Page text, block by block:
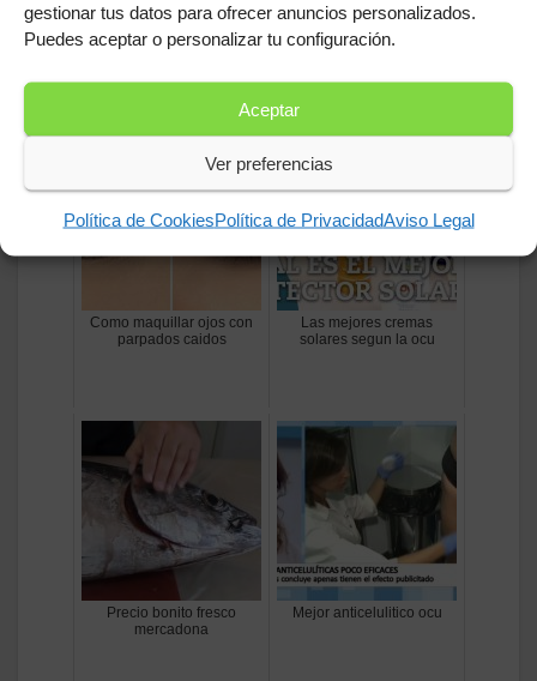
gestionar tus datos para ofrecer anuncios personalizados.
Puedes aceptar o personalizar tu configuración.
Aceptar
Ver preferencias
Política de CookiesPolítica de PrivacidadAviso Legal
Crema facial antiedad
colageno+silanol
Tipo de gafas
Como maquillar ojos con
parpados caidos
Las mejores cremas
solares segun la ocu
Precio bonito fresco
mercadona
Mejor anticelulitico ocu